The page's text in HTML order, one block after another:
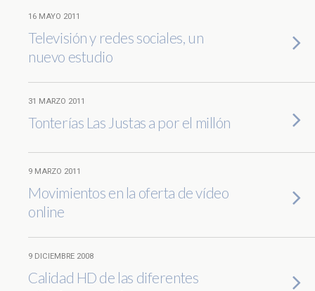
16 MAYO 2011
Televisión y redes sociales, un
nuevo estudio
31 MARZO 2011
Tonterías Las Justas a por el millón
9 MARZO 2011
Movimientos en la oferta de vídeo
online
9 DICIEMBRE 2008
Calidad HD de las diferentes